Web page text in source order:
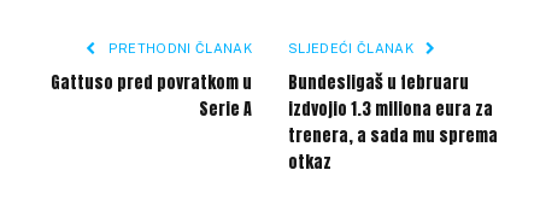
PRETHODNI ČLANAK
Gattuso pred povratkom u
Serie A
SLJEDEĆI ČLANAK
Bundesligaš u februaru
izdvojio 1.3 miliona eura za
trenera, a sada mu sprema
otkaz